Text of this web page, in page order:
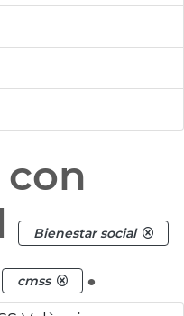
Bienestar social
cmss .